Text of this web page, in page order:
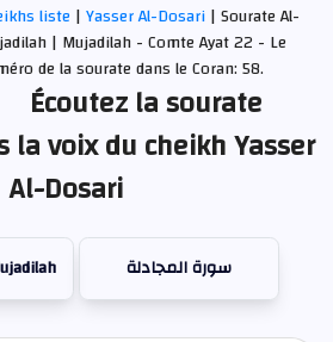
liste |Yasser Al-Dosari| Sourate Al-
| Mujadilah - Comte Ayat 22 - Le
de la sourate dans le Coran: 58.
Écoutez la sourate
voix du cheikh Yasser
Al-Dosari
سورة المجادلة